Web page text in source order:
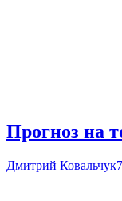
Прогноз на
Дмитрий Ковальчук